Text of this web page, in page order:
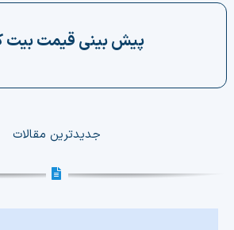
فیلتر ارزهای دیجیتال
دسته‌بندی ارزها
پیش بینی قیمت بیت
جدیدترین مقالات